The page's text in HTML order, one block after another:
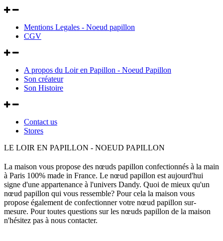
Mentions Legales - Noeud papillon
CGV
A propos du Loir en Papillon - Noeud Papillon
Son créateur
Son Histoire
Contact us
Stores
LE LOIR EN PAPILLON - NOEUD PAPILLON
La maison vous propose des nœuds papillon confectionnés à la main
à Paris 100% made in France. Le nœud papillon est aujourd'hui
signe d'une appartenance à l'univers Dandy. Quoi de mieux qu'un
nœud papillon qui vous ressemble? Pour cela la maison vous
propose également de confectionner votre nœud papillon sur-
mesure. Pour toutes questions sur les nœuds papillon de la maison
n'hésitez pas à nous contacter.